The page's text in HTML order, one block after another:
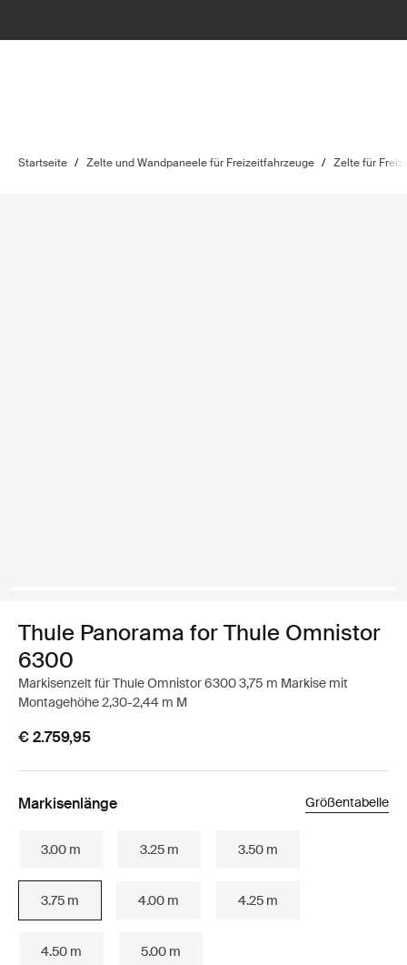
Startseite / Zelte und Wandpaneele für Freizeitfahrzeuge / Zelte für
Thule Panorama for Thule Omnistor
6300
Markisenzelt für Thule Omnistor 6300 3,75 m Markise mit
Montagehöhe 2,30-2,44 m M
€ 2.759,95
Markisenlänge Größentabelle
3.00 m 3.25 m 3.50 m
3.75 m 4.00 m 4.25 m
4.50 m 5.00 m